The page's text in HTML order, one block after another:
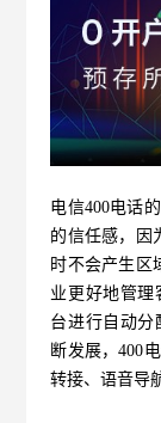
电信400电话
的信任感，因
时不会产生区
业更好地管理
台进行自动分
断发展，400
转接、语音导